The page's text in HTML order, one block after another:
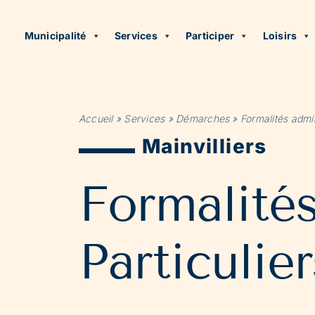
Municipalité Services Participer Loisirs
Accueil» Services» Démarches» Formalités
Mainvilliers